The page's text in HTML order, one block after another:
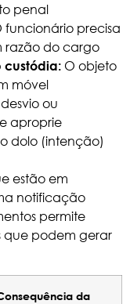
penal
funcionário precisa
razão do cargo
custódia: O objeto
móvel
ou
aproprie
dolo (intenção)
estão em
notificação
permite
podem gerar
da